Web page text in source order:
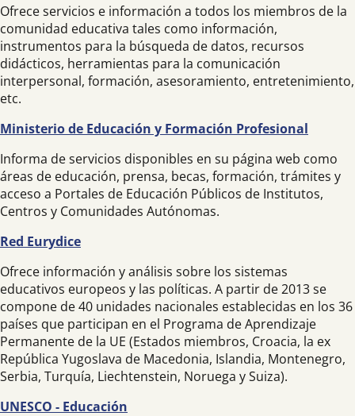
Ofrece servicios e información a todos los miembros de la
comunidad educativa tales como información,
instrumentos para la búsqueda de datos, recursos
didácticos, herramientas para la comunicación
interpersonal, formación, asesoramiento, entretenimiento,
etc.
Ministerio de Educación y Formación Profesional
Informa de servicios disponibles en su página web como
áreas de educación, prensa, becas, formación, trámites y
acceso a Portales de Educación Públicos de Institutos,
Centros y Comunidades Autónomas.
Red Eurydice
Ofrece información y análisis sobre los sistemas
educativos europeos y las políticas. A partir de 2013 se
compone de 40 unidades nacionales establecidas en los 36
países que participan en el Programa de Aprendizaje
Permanente de la UE (Estados miembros, Croacia, la ex
República Yugoslava de Macedonia, Islandia, Montenegro,
Serbia, Turquía, Liechtenstein, Noruega y Suiza).
UNESCO - Educación